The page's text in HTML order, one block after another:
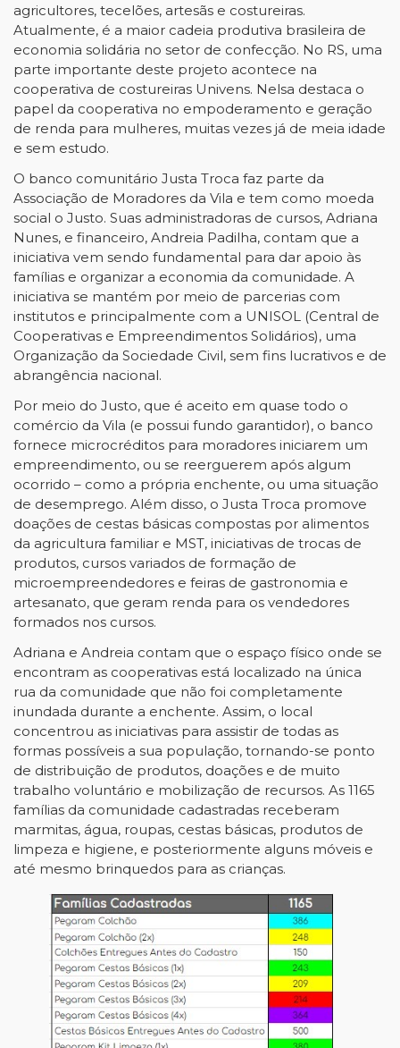
agricultores, tecelões, artesãs e costureiras.
Atualmente, é a maior cadeia produtiva brasileira de
economia solidária no setor de confecção. No RS, uma
parte importante deste projeto acontece na
cooperativa de costureiras Univens. Nelsa destaca o
papel da cooperativa no empoderamento e geração
de renda para mulheres, muitas vezes já de meia idade
e sem estudo.
O banco comunitário Justa Troca faz parte da
Associação de Moradores da Vila e tem como moeda
social o Justo. Suas administradoras de cursos, Adriana
Nunes, e financeiro, Andreia Padilha, contam que a
iniciativa vem sendo fundamental para dar apoio às
famílias e organizar a economia da comunidade. A
iniciativa se mantém por meio de parcerias com
institutos e principalmente com a UNISOL (Central de
Cooperativas e Empreendimentos Solidários), uma
Organização da Sociedade Civil, sem fins lucrativos e de
abrangência nacional.
Por meio do Justo, que é aceito em quase todo o
comércio da Vila (e possui fundo garantidor), o banco
fornece microcréditos para moradores iniciarem um
empreendimento, ou se reerguerem após algum
ocorrido – como a própria enchente, ou uma situação
de desemprego. Além disso, o Justa Troca promove
doações de cestas básicas compostas por alimentos
da agricultura familiar e MST, iniciativas de trocas de
produtos, cursos variados de formação de
microempreendedores e feiras de gastronomia e
artesanato, que geram renda para os vendedores
formados nos cursos.
Adriana e Andreia contam que o espaço físico onde se
encontram as cooperativas está localizado na única
rua da comunidade que não foi completamente
inundada durante a enchente. Assim, o local
concentrou as iniciativas para assistir de todas as
formas possíveis a sua população, tornando-se ponto
de distribuição de produtos, doações e de muito
trabalho voluntário e mobilização de recursos. As 1165
famílias da comunidade cadastradas receberam
marmitas, água, roupas, cestas básicas, produtos de
limpeza e higiene, e posteriormente alguns móveis e
até mesmo brinquedos para as crianças.